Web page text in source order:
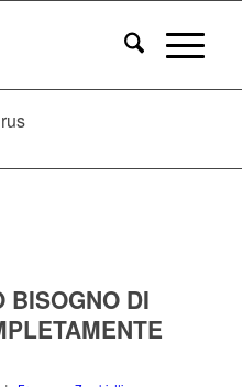
BISOGNO DI